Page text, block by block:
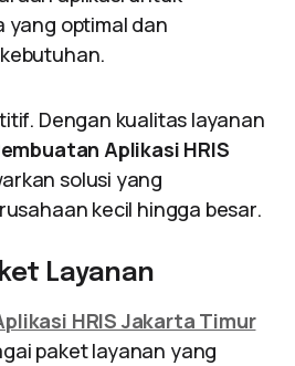
yang optimal dan
Dengan kualitas layanan
Aplikasi HRIS
solusi yang
kecil hingga besar.
Layanan
HRIS Jakarta Timur
paket layanan yang